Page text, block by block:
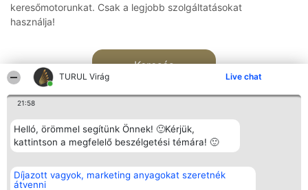
TURUL Virág Live chat
21:58
Helló, örömmel segítünk Önnek! 🙂Kérjük,
kattintson a megfelelő beszélgetési témára! 🙂
Díjazott vagyok, marketing anyagokat szeretnék
átvenni
keresőmotorunkat. Csak a legjobb szolgáltatásokat
használja!
Keresés
Rangsorszervező
SC Beautiful Company S.R.L.
Bulevardul Aleea Timișul De
Népszavazás
Nyertesek
Elérhetőség
Elérhetőség